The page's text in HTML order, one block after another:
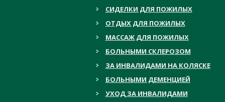
СИДЕЛКИ ДЛЯ ПОЖИЛЫХ
ОТДЫХ ДЛЯ ПОЖИЛЫХ
МАССАЖ ДЛЯ ПОЖИЛЫХ
БОЛЬНЫМИ СКЛЕРОЗОМ
ЗА ИНВАЛИДАМИ НА КОЛЯСКЕ
БОЛЬНЫМИ ДЕМЕНЦИЕЙ
УХОД ЗА ИНВАЛИДАМИ